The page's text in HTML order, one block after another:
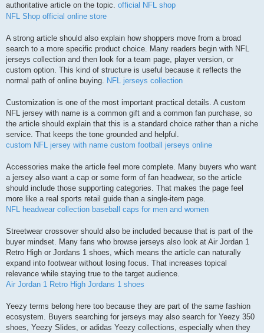
authoritative article on the topic. official NFL shop
NFL Shop official online store
A strong article should also explain how shoppers move from a broad
search to a more specific product choice. Many readers begin with NFL
jerseys collection and then look for a team page, player version, or
custom option. This kind of structure is useful because it reflects the
normal path of online buying. NFL jerseys collection
Customization is one of the most important practical details. A custom
NFL jersey with name is a common gift and a common fan purchase, so
the article should explain that this is a standard choice rather than a niche
service. That keeps the tone grounded and helpful.
custom NFL jersey with name custom football jerseys online
Accessories make the article feel more complete. Many buyers who want
a jersey also want a cap or some form of fan headwear, so the article
should include those supporting categories. That makes the page feel
more like a real sports retail guide than a single-item page.
NFL headwear collection baseball caps for men and women
Streetwear crossover should also be included because that is part of the
buyer mindset. Many fans who browse jerseys also look at Air Jordan 1
Retro High or Jordans 1 shoes, which means the article can naturally
expand into footwear without losing focus. That increases topical
relevance while staying true to the target audience.
Air Jordan 1 Retro High Jordans 1 shoes
Yeezy terms belong here too because they are part of the same fashion
ecosystem. Buyers searching for jerseys may also search for Yeezy 350
shoes, Yeezy Slides, or adidas Yeezy collections, especially when they